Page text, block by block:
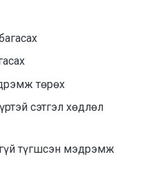
төрөх
сэтгэл хөдлөл
түгшсэн мэдрэмж